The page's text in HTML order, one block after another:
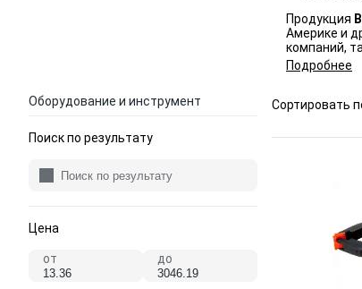
Продукция
Америке и
компаний,
Подробнее
Оборудование и инструмент
Поиск по результату
Цена
от до
Сортировать